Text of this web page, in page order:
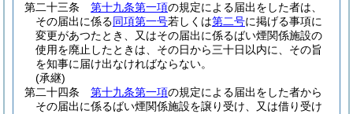
第二十三条
第十九条第一項の規定による届出をした者は、
その届出に係る同項第一号若しくは第二号に掲げる事項に
変更があつたとき、又はその届出に係るばい煙関係施設の
使用を廃止したときは、その日から三十日以内に、その旨
を知事に届け出なければならない。
(承継)
第二十四条
第十九条第一項の規定による届出をした者から
その届出に係るばい煙関係施設を譲り受け、又は借り受け